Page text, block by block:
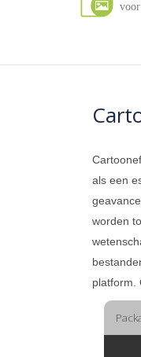
als een
worden
platform.